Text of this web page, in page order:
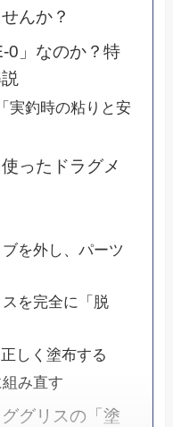
んか？
0」なのか？特
実釣時の粘りと安
ったドラグメ
を外し、パーツ
を完全に「脱
しく塗布する
み直す
グリスの「塗